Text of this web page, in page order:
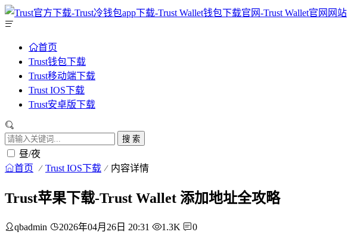
首页
Trust钱包下载
Trust移动端下载
Trust IOS下载
Trust安卓版下载
搜 索
昼/夜
首页 Trust IOS下载 内容详情
Trust苹果下载-Trust Wallet 添加地址全攻略
qbadmin 2026年04月26日 20:31 1.3K 0